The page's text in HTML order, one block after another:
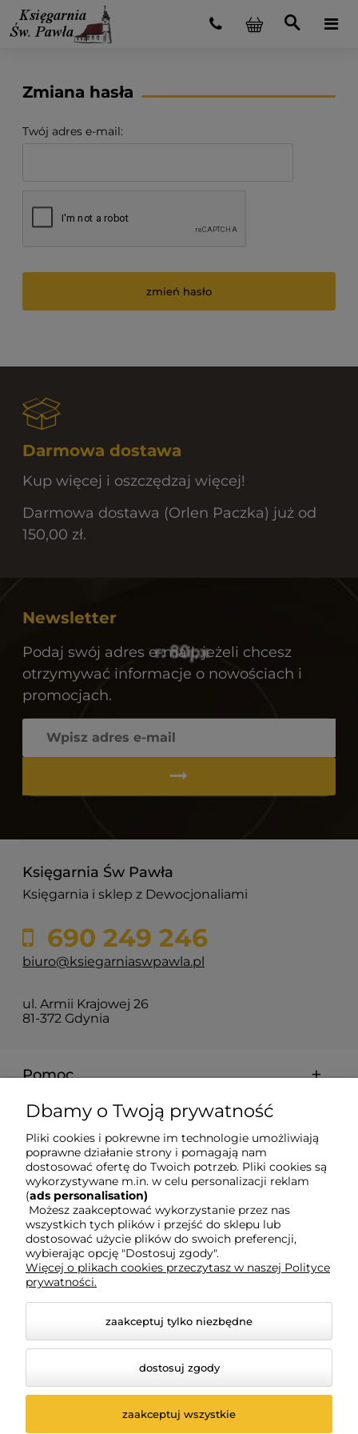
Zmiana hasła
Twój adres e-mail:
zmień hasło
Darmowa dostawa
Kup więcej i oszczędzaj więcej!
Darmowa dostawa (Orlen Paczka) już od
150,00 zł.
Newsletter
Podaj swój adres e-mail, jeżeli chcesz
otrzymywać informacje o nowościach i
promocjach.
Księgarnia Św Pawła
Księgarnia i sklep z Dewocjonaliami
690 249 246
biuro@ksiegarniaswpawla.pl
ul. Armii Krajowej 26
81-372 Gdynia
Pomoc
Dostawa i koszty
Moje konto
Gwarancja i zwroty
O firmie
© 2026 www.ksiegarniaswpawla.pl. Wszelkie prawa
Dbamy o Twoją prywatność
Pliki cookies i pokrewne im technologie umożliwiają
poprawne działanie strony i pomagają nam
dostosować ofertę do Twoich potrzeb. Pliki cookies są
wykorzystywane m.in. w celu personalizacji reklam
(ads personalisation)
Możesz zaakceptować wykorzystanie przez nas
wszystkich tych plików i przejść do sklepu lub
dostosować użycie plików do swoich preferencji,
wybierając opcję "Dostosuj zgody".
Więcej o plikach cookies przeczytasz w naszej Polityce
prywatności.
zaakceptuj tylko niezbędne
dostosuj zgody
zaakceptuj wszystkie